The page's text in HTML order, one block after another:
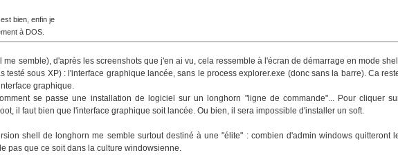
bien, enfin je
à DOS.
me semble), d'après les screenshots que j'en ai vu, cela ressemble à l'écran de démarrage en mode
testé sous XP) : l'interface graphique lancée, sans le process explorer.exe (donc sans la barre). Ca
graphique.
se passe une installation de logiciel sur un longhorn "ligne de commande"... Pour cliquer
il faut bien que l'interface graphique soit lancée. Ou bien, il sera impossible d'installer un soft.
shell de longhorn me semble surtout destiné à une "élite" : combien d'admin windows quitteront
pas que ce soit dans la culture windowsienne.